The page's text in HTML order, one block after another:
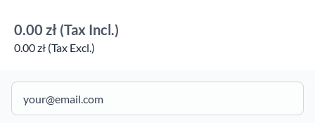
0.00 zł (Tax Incl.)
0.00 zł (Tax Excl.)